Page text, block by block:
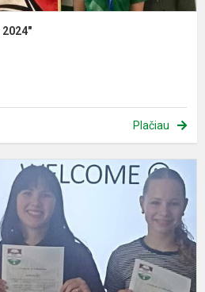
2024"
Plačiau